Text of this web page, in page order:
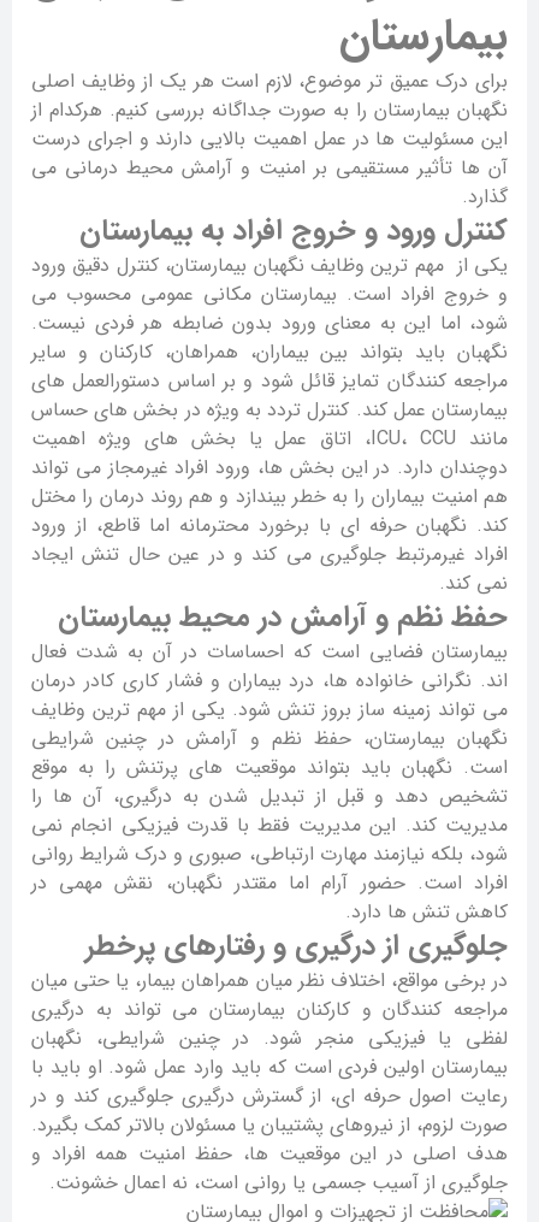
بیمارستان
برای درک عمیق تر موضوع، لازم است هر یک از وظایف اصلی
نگهبان بیمارستان را به صورت جداگانه بررسی کنیم. هرکدام از
این مسئولیت ها در عمل اهمیت بالایی دارند و اجرای درست
آن ها تأثیر مستقیمی بر امنیت و آرامش محیط درمانی می
گذارد.
کنترل ورود و خروج افراد به بیمارستان
یکی از مهم ترین وظایف نگهبان بیمارستان، کنترل دقیق ورود
و خروج افراد است. بیمارستان مکانی عمومی محسوب می
شود، اما این به معنای ورود بدون ضابطه هر فردی نیست.
نگهبان باید بتواند بین بیماران، همراهان، کارکنان و سایر
مراجعه کنندگان تمایز قائل شود و بر اساس دستورالعمل های
بیمارستان عمل کند. کنترل تردد به ویژه در بخش های حساس
مانند ICU، CCU، اتاق عمل یا بخش های ویژه اهمیت
دوچندان دارد. در این بخش ها، ورود افراد غیرمجاز می تواند
هم امنیت بیماران را به خطر بیندازد و هم روند درمان را مختل
کند. نگهبان حرفه ای با برخورد محترمانه اما قاطع، از ورود
افراد غیرمرتبط جلوگیری می کند و در عین حال تنش ایجاد
نمی کند.
حفظ نظم و آرامش در محیط بیمارستان
بیمارستان فضایی است که احساسات در آن به شدت فعال
اند. نگرانی خانواده ها، درد بیماران و فشار کاری کادر درمان
می تواند زمینه ساز بروز تنش شود. یکی از مهم ترین وظایف
نگهبان بیمارستان، حفظ نظم و آرامش در چنین شرایطی
است. نگهبان باید بتواند موقعیت های پرتنش را به موقع
تشخیص دهد و قبل از تبدیل شدن به درگیری، آن ها را
مدیریت کند. این مدیریت فقط با قدرت فیزیکی انجام نمی
شود، بلکه نیازمند مهارت ارتباطی، صبوری و درک شرایط روانی
افراد است. حضور آرام اما مقتدر نگهبان، نقش مهمی در
کاهش تنش ها دارد.
جلوگیری از درگیری و رفتارهای پرخطر
در برخی مواقع، اختلاف نظر میان همراهان بیمار، یا حتی میان
مراجعه کنندگان و کارکنان بیمارستان می تواند به درگیری
لفظی یا فیزیکی منجر شود. در چنین شرایطی، نگهبان
بیمارستان اولین فردی است که باید وارد عمل شود. او باید با
رعایت اصول حرفه ای، از گسترش درگیری جلوگیری کند و در
صورت لزوم، از نیروهای پشتیبان یا مسئولان بالاتر کمک بگیرد.
هدف اصلی در این موقعیت ها، حفظ امنیت همه افراد و
جلوگیری از آسیب جسمی یا روانی است، نه اعمال خشونت.